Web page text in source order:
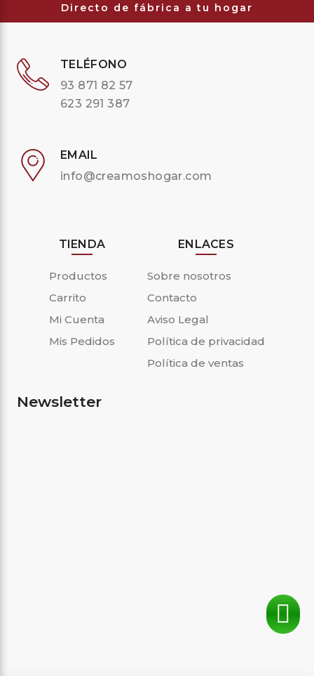
Directo de fábrica a tu hogar
TELÉFONO
93 871 82 57
623 291 387
EMAIL
info@creamoshogar.com
TIENDA
Productos
Carrito
Mi Cuenta
Mis Pedidos
ENLACES
Sobre nosotros
Contacto
Aviso Legal
Política de privacidad
Política de ventas
Newsletter